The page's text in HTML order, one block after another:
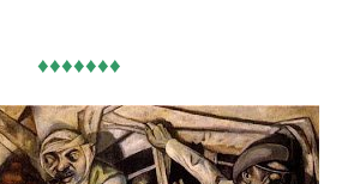
♦♦♦♦♦♦♦